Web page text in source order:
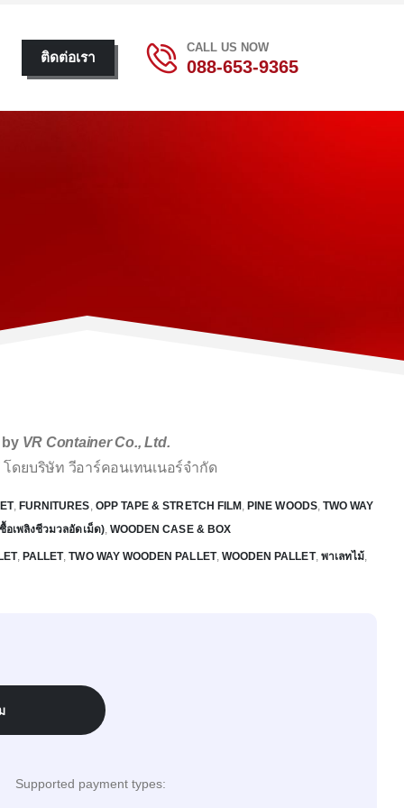
ติดต่อเรา
CALL US NOW
088-653-9365
by VR Container Co., Ltd.
ดยบริษัท วีอาร์คอนเทนเนอร์จำกัด
, FURNITURES, OPP TAPE & STRETCH FILM , PINE WOODS, TWO WAY
อเพลิงชีวมวลอัดเม็ด), WOODEN CASE & BOX
, PALLET,TWO WAY WOODEN PALLET, WOODEN PALLET, พาเลทไม้,
Supported payment types: